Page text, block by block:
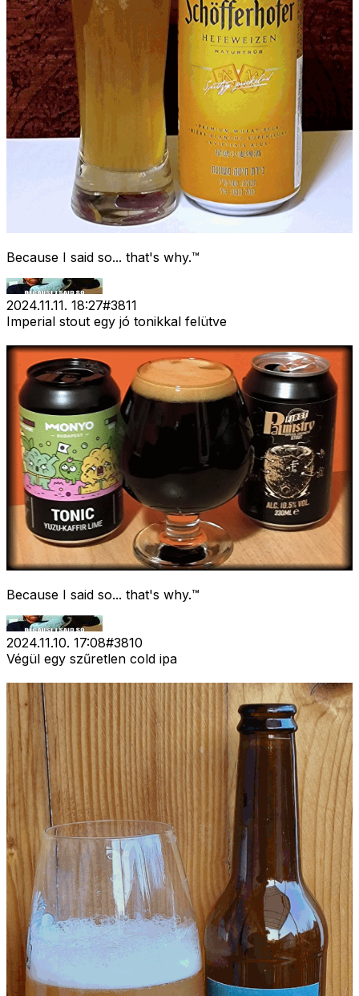
Because I said so... that's why.™
2024.11.11. 18:27#3811
Imperial stout egy jó tonikkal felütve
Because I said so... that's why.™
2024.11.10. 17:08#3810
Végül egy szűretlen cold ipa